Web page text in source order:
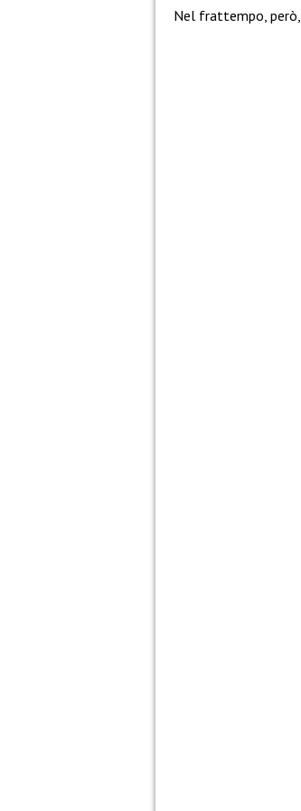
Nel frattempo, però,